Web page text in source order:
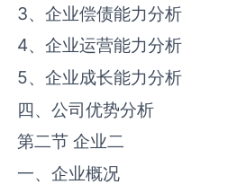
3、企业偿债能力分析
4、企业运营能力分析
5、企业成长能力分析
四、公司优势分析
第二节 企业二
一、企业概况